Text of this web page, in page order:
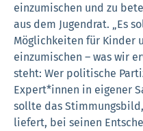
einzumischen und zu
aus dem Jugendrat. „Es
Möglichkeiten für Kinder
einzumischen – was wir
steht: Wer politische
Expert*innen in eigener
sollte das
liefert, bei seinen